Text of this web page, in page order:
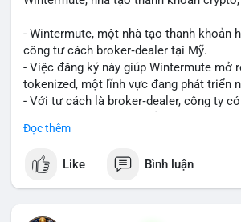
bộ, ít tác động đến thị trường. Chỉ vào
#317btc #20triệuusd #mempool
- Wintermute, một nhà tạo thanh khoản
công tư cách broker‑dealer tại Mỹ.
- Việc đăng ký này giúp Wintermute
tokenized, một lĩnh vực đang phát triển
- Với tư cách là broker‑dealer, công ty
- Đây là bước chiến lược nhằm tận dụng
#binancesquare #cryptonews
Đọc thêm
Like Bình luận